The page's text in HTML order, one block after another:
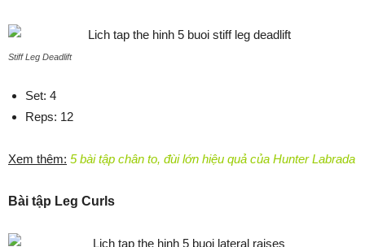
Stiff Leg Deadlift
Set: 4
Reps: 12
Xem thêm: 5 bài tập chân to, đùi lớn hiệu quả của Hunter Labrada
Bài tập Leg Curls